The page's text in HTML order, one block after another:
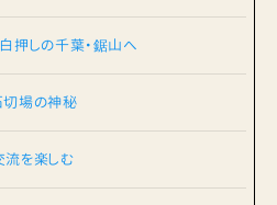
押しの千葉・鋸山へ
切場の神秘
を楽しむ